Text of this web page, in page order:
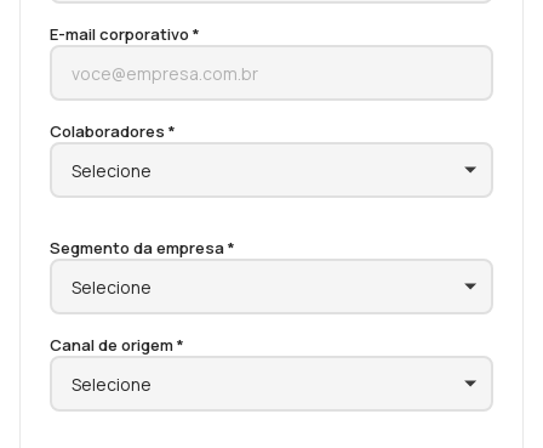
E-mail corporativo *
Colaboradores *
Segmento da empresa *
Canal de origem *